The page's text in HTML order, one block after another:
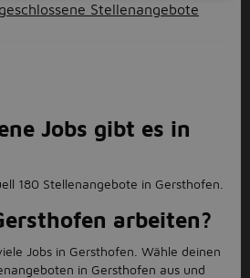
Stellenangebote
Jobs gibt es in
180 Stellenangebote in Gersthofen.
arbeiten?
Jobs in Gersthofen. Wähle deinen
in Gersthofen aus und